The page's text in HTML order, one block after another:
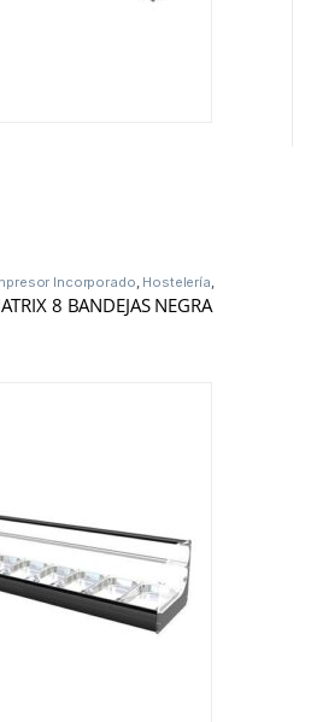
Incorporado Hostelería
8 BANDEJAS NEGRA